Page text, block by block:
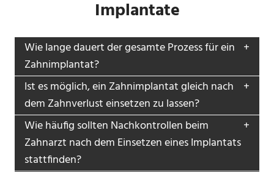
Implantate
Wie lange dauert der gesamte Prozess für ein
Zahnimplantat?
Ist es möglich, ein Zahnimplantat gleich nach
dem Zahnverlust einsetzen zu lassen?
Wie häufig sollten Nachkontrollen beim
Zahnarzt nach dem Einsetzen eines Implantats
stattfinden?